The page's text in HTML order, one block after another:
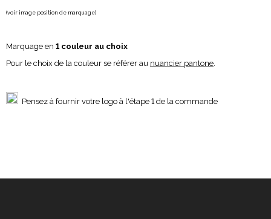
(voir image position de marquage)
Marquage en 1 couleur au choix
Pour le choix de la couleur se référer au nuancier pantone
Pensez à fournir votre logo à l'étape 1 de la commande